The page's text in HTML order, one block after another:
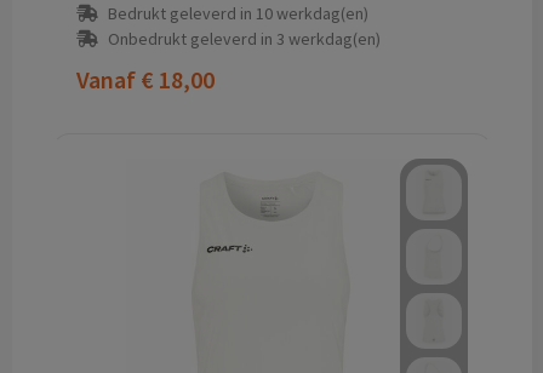
Bedrukt geleverd in 10 werkdag(en)
Onbedrukt geleverd in 3 werkdag(en)
Vanaf € 18,00